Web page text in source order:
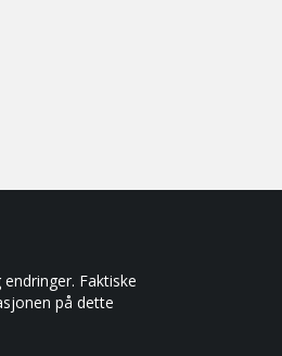
Faktiske
på dette